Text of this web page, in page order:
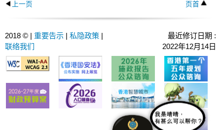
上一页 页首
2018 © | 重要告示 | 私隐政策 |
联络我们
最近修订日期 :
2022年12月14日